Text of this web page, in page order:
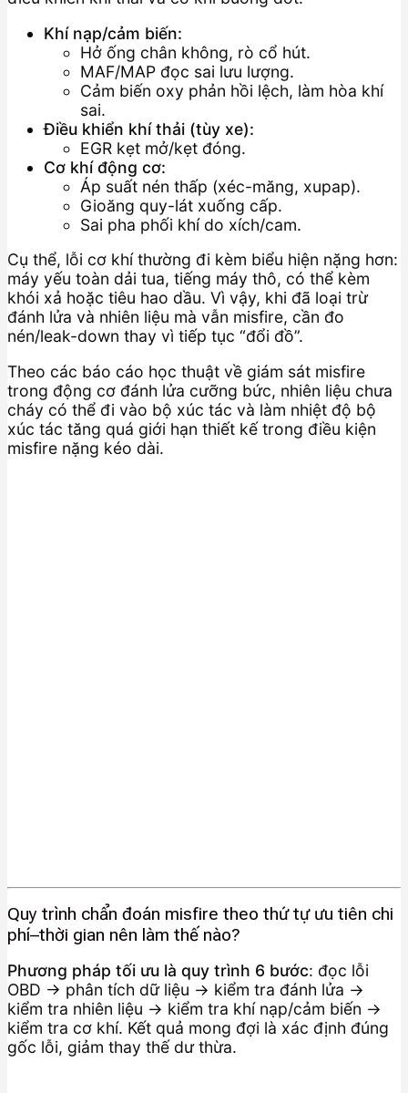
Khí nạp/cảm biến:
Hở ống chân không, rò cổ hút.
MAF/MAP đọc sai lưu lượng.
Cảm biến oxy phản hồi lệch, làm hòa khí
sai.
Điều khiển khí thải (tùy xe):
EGR kẹt mở/kẹt đóng.
Cơ khí động cơ:
Áp suất nén thấp (xéc-măng, xupap).
Gioăng quy-lát xuống cấp.
Sai pha phối khí do xích/cam.
Cụ thể, lỗi cơ khí thường đi kèm biểu hiện nặng hơn:
máy yếu toàn dải tua, tiếng máy thô, có thể kèm
khói xả hoặc tiêu hao dầu. Vì vậy, khi đã loại trừ
đánh lửa và nhiên liệu mà vẫn misfire, cần đo
nén/leak-down thay vì tiếp tục “đổi đồ”.
Theo các báo cáo học thuật về giám sát misfire
trong động cơ đánh lửa cưỡng bức, nhiên liệu chưa
cháy có thể đi vào bộ xúc tác và làm nhiệt độ bộ
xúc tác tăng quá giới hạn thiết kế trong điều kiện
misfire nặng kéo dài.
Quy trình chẩn đoán misfire theo thứ tự ưu tiên chi
phí–thời gian nên làm thế nào?
Phương pháp tối ưu là quy trình 6 bước: đọc lỗi
OBD → phân tích dữ liệu → kiểm tra đánh lửa →
kiểm tra nhiên liệu → kiểm tra khí nạp/cảm biến →
kiểm tra cơ khí. Kết quả mong đợi là xác định đúng
gốc lỗi, giảm thay thế dư thừa.